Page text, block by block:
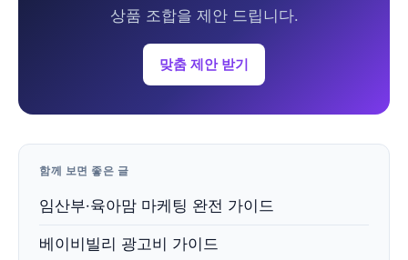
상품 조합을 제안 드립니다.
맞춤 제안 받기
함께 보면 좋은 글
임산부·육아맘 마케팅 완전 가이드
베이비빌리 광고비 가이드